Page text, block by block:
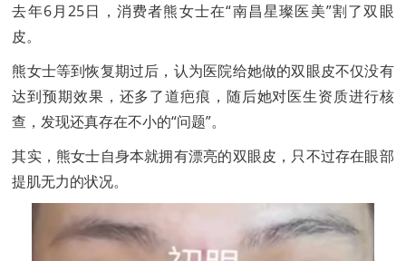
去年6月25日，消费者熊女士在“南昌星璨医美”割了双眼
皮。
熊女士等到恢复期过后，认为医院给她做的双眼皮不仅没有
达到预期效果，还多了道疤痕，随后她对医生资质进行核
查，发现还真存在不小的“问题”。
其实，熊女士自身本就拥有漂亮的双眼皮，只不过存在眼部
提肌无力的状况。